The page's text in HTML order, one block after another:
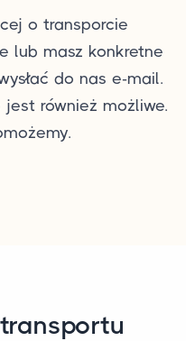
o transporcie
lub masz konkretne
do nas e-mail.
również możliwe.